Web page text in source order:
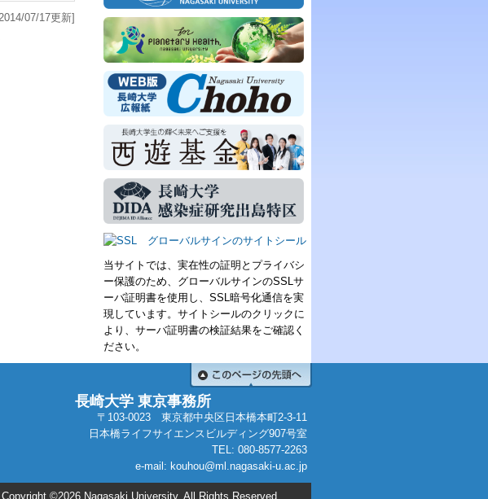
07/17更新]
当サイトでは、実在性の証明とプライバシ
ー保護のため、グローバルサインのSSLサ
ーバ証明書を使用し、SSL暗号化通信を実
現しています。サイトシールのクリックに
より、サーバ証明書の検証結果をご確認く
ださい。
長崎大学 東京事務所
〒103-0023 東京都中央区日本橋本町2-3-11
日本橋ライフサイエンスビルディング907号室
TEL: 080-8577-2263
e-mail: kouhou@ml.nagasaki-u.ac.jp
Copyright ©2026 Nagasaki University, All Rights Reserved.